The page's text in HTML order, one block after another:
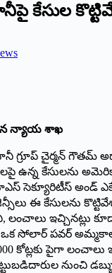
కేసుల
న్యాయ శాఖ
గ్రూప్ చైర్మన్ గౌతమ్
ఉన్న కేసులను
సెక్యూరిటీస్ అండ్
ఈ కేసులను
ఇచ్చినట్లు కూడా
సోలార్ పవర్ అమ్మకాల
కోట్లకు పైగా
నుంచి